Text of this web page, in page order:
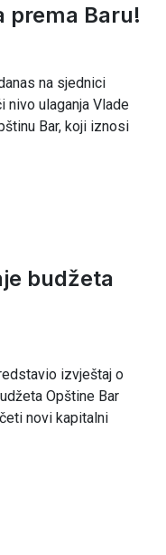
prema Baru!
na sjednici
nivo ulaganja Vlade
Bar, koji iznosi
budžeta
izvještaj o
Opštine Bar
novi kapitalni